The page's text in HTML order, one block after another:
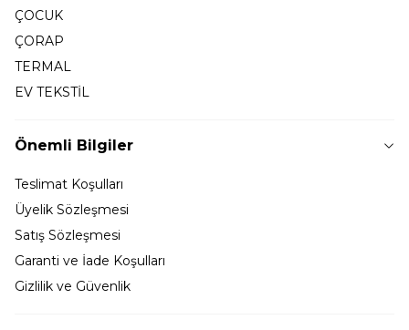
ÇOCUK
ÇORAP
TERMAL
EV TEKSTİL
Önemli Bilgiler
Teslimat Koşulları
Üyelik Sözleşmesi
Satış Sözleşmesi
Garanti ve İade Koşulları
Gizlilik ve Güvenlik